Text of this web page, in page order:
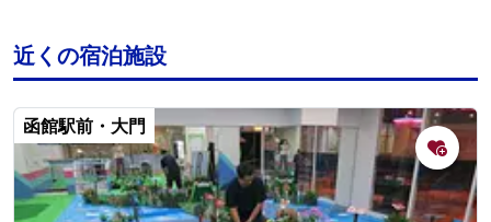
近くの宿泊施設
函館駅前・大門